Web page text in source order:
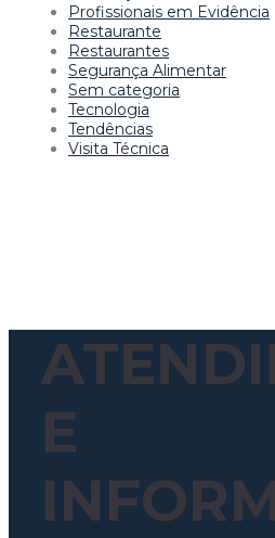
Profissionais em Evidência
Restaurante
Restaurantes
Segurança Alimentar
Sem categoria
Tecnologia
Tendências
Visita Técnica
E